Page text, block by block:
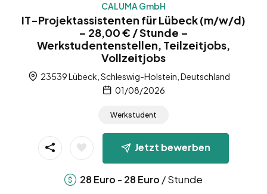
CALUMA GmbH
IT-Projektassistenten für Lübeck (m/w/d)
– 28,00 € / Stunde –
Werkstudentenstellen, Teilzeitjobs,
Vollzeitjobs
23539 Lübeck, Schleswig-Holstein, Deutschland
01/08/2026
Werkstudent
Jetzt bewerben
28 Euro - 28 Euro / Stunde